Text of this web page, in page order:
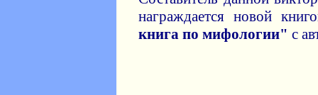
награждается новой
книга по мифологии" с